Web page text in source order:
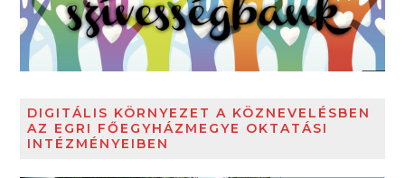
DIGITÁLIS KÖRNYEZET A KÖZNEVELÉSBEN
AZ EGRI FŐEGYHÁZMEGYE OKTATÁSI
INTÉZMÉNYEIBEN